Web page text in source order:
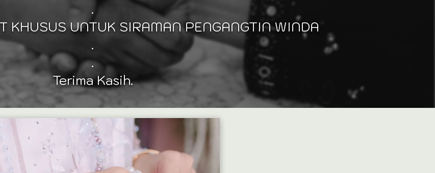
.
KHUSUS UNTUK SIRAMAN PENGANGTIN WINDA
.
.
Terima Kasih.